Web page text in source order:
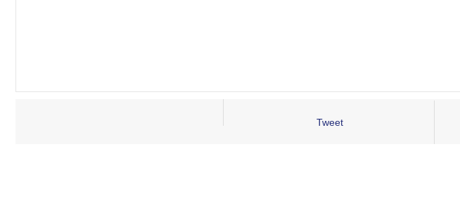
Tweet